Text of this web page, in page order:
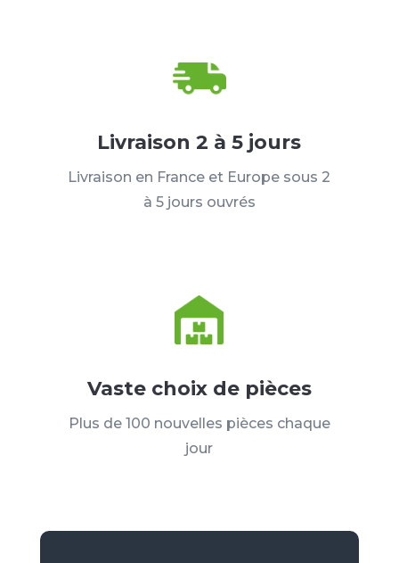
Livraison 2 à 5 jours
Livraison en France et Europe sous 2
à 5 jours ouvrés
Vaste choix de pièces
Plus de 100 nouvelles pièces chaque
jour